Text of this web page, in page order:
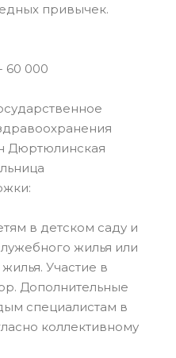
привычек.
60 000
Дюртюлинская
в детском саду и
жилья или
Участие в
Дополнительные
специалистам в
коллективному